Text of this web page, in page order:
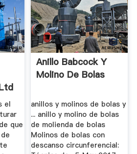
el
que
Anillo Babcock Y
Molino De Bolas
anillos y molinos de bolas y
... anillo y molino de bolas
de molienda de bolas
Molinos de bolas con
descanso circunferencial: